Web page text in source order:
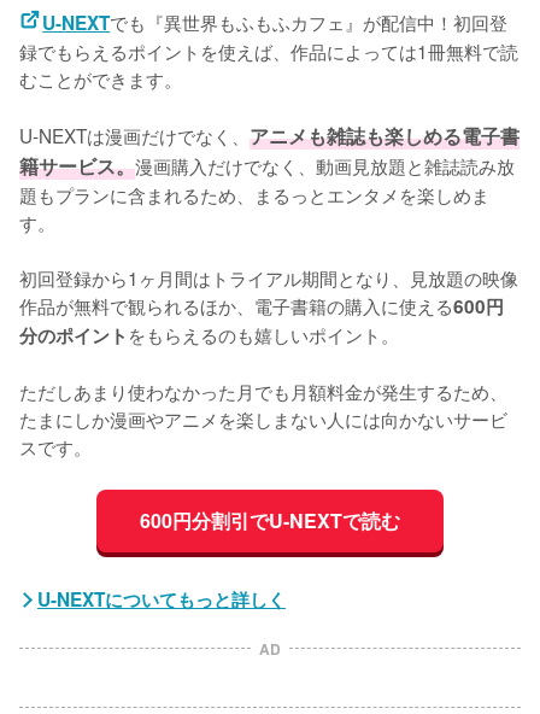
U-NEXTでも『異世界もふもふカフェ』が配信中！初回登
録でもらえるポイントを使えば、作品によっては1冊無料で読
むことができます。
U-NEXTは漫画だけでなく、 アニメも雑誌も楽しめる電子書
籍サービス。漫画購入だけでなく、動画見放題と雑誌読み放
題もプランに含まれるため、まるっとエンタメを楽しめま
す。
初回登録から1ヶ月間はトライアル期間となり、見放題の映像
作品が無料で観られるほか、電子書籍の購入に使える600円
分のポイント をもらえるのも嬉しいポイント。
ただしあまり使わなかった月でも月額料金が発生するため、
たまにしか漫画やアニメを楽しまない人には向かないサービ
スです。
600円分割引でU-NEXTで読む
U-NEXTについてもっと詳しく
AD